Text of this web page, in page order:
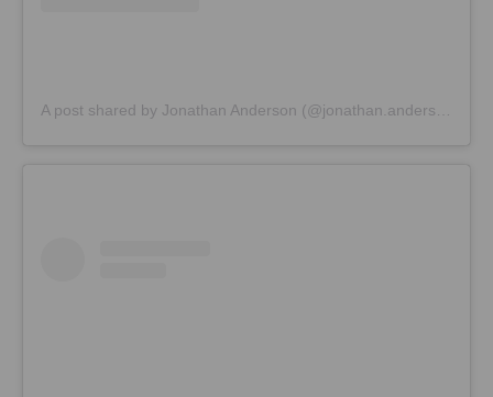
A post shared by Jonathan Anderson (@jonathan.anderson)